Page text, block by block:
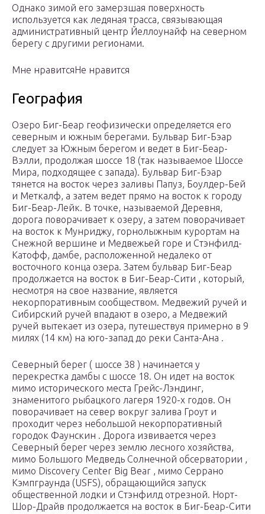
Однако зимой его замерзшая поверхность
используется как ледяная трасса, связывающая
административный центр Йеллоунайф на северном
берегу с другими регионами.
Мне нравитсяНе нравится
География
Озеро Биг-Беар геофизически определяется его
северным и южным берегами. Бульвар Биг-Бэар
следует за Южным берегом и ведет в Биг-Беар-
Вэлли, продолжая шоссе 18 (так называемое Шоссе
Мира, подходящее с запада). Бульвар Биг-Бэар
тянется на восток через заливы Папуз, Боулдер-Бей
и Меткалф, а затем ведет прямо на восток к городу
Биг-Беар-Лейк. В точке, называемой Деревня,
дорога поворачивает к озеру, а затем поворачивает
на восток к Мунриджу, горнолыжным курортам на
Снежной вершине и Медвежьей горе и Стэнфилд-
Катофф, дамбе, расположенной недалеко от
восточного конца озера. Затем бульвар Биг-Беар
продолжается на восток в Биг-Беар-Сити , который,
несмотря на свое название, является
некорпоративным сообществом. Медвежий ручей и
Сибирский ручей впадают в озеро, а Медвежий
ручей вытекает из озера, путешествуя примерно в 9
милях (14 км) на юго-запад до реки Санта-Ана .
Северный берег ( шоссе 38 ) начинается у
перекрестка дамбы с шоссе 18. Он идет на восток
мимо исторического места Грейс-Лэндинг,
знаменитого рыбацкого лагеря 1920-х годов. Он
поворачивает на север вокруг залива Гроут и
проходит через небольшой некорпоративный
городок Фаунскин . Дорога извивается через
Северный берег через землю лесного хозяйства,
мимо Большого Медведь Солнечной обсерватории ,
мимо Discovery Center Big Bear , мимо Серрано
Кэмпграунда (USFS), обращающийся запуск
общественной лодки и Стэнфилд отрезной. Норт-
Шор-Драйв продолжается на восток в Биг-Беар-Сити